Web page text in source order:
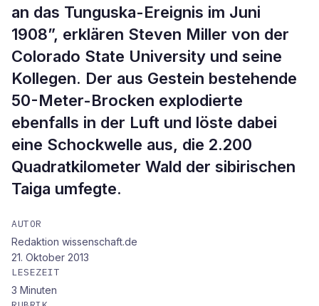
an das Tunguska-Ereignis im Juni
1908”, erklären Steven Miller von der
Colorado State University und seine
Kollegen. Der aus Gestein bestehende
50-Meter-Brocken explodierte
ebenfalls in der Luft und löste dabei
eine Schockwelle aus, die 2.200
Quadratkilometer Wald der sibirischen
Taiga umfegte.
AUTOR
Redaktion wissenschaft.de
21. Oktober 2013
LESEZEIT
3 Minuten